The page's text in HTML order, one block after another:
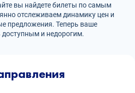
вы найдете билеты по самым
отслеживаем динамику цен и
предложения. Теперь ваше
и недорогим.